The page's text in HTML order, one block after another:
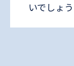
いでしょ